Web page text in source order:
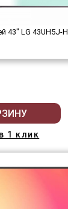
43" LG 43UH5J-H
1 клик